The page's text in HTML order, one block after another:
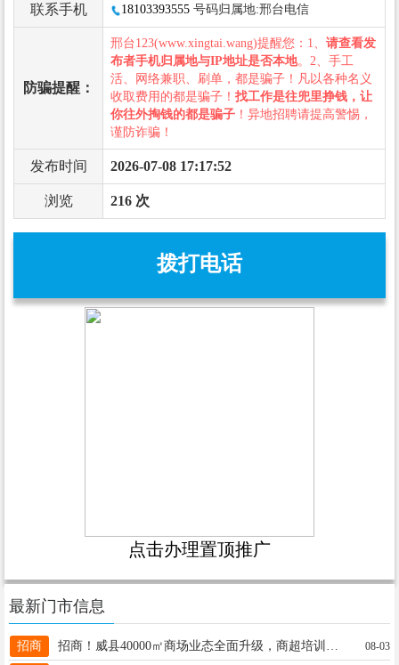
联系手机 18103393555 号码归属地:邢台电信
防骗提醒：
邢台123(www.xingtai.wang)提醒您：1、 请查看发
布者手机归属地与IP地址是否本地。2、手工
活、网络兼职、刷单，都是骗子！凡以各种名义
收取费用的都是骗子！ 找工作是往兜里挣钱，让
你往外掏钱的都是骗子 ！异地招聘请提高警惕，
谨防诈骗！
发布时间 2026-07-08 17:17:52
浏览 216 次
拨打电话
点击办理置顶推广
最新门市信息
招商 08-03